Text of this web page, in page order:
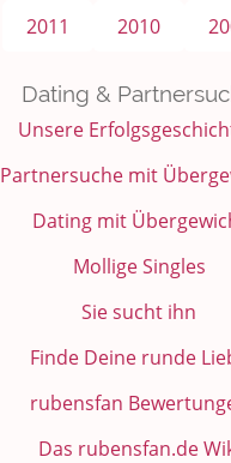
2011
2010
Dating &
Unsere
Partnersuche mit
Dating mit
Mollige Singles
Sie sucht ihn
Finde Deine runde
rubensfan
Das rubensfan.de